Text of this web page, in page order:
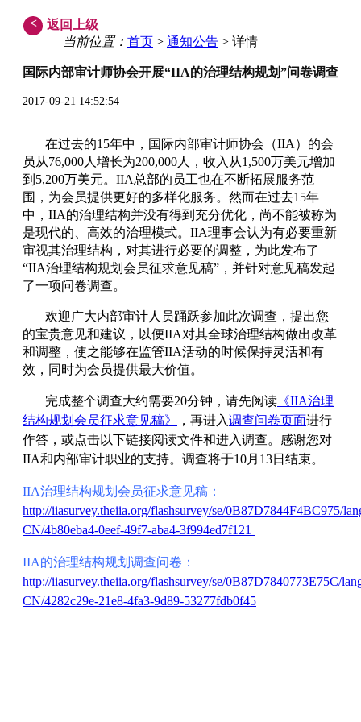
<
返回上级
当前位置： 首页 > 通知公告 > 详情
国际内部审计师协会开展“IIA的治理结构规划”问卷调查
2017-09-21 14:52:54
在过去的15年中，国际内部审计师协会（IIA ）的会
员从76,000人增长为200,000人，收入从1,500万美元增加
到 5,200万美元。 IIA总部的员工也在不断拓展服务范
围，为会员提供更好的多样化服务。然而在过去15年
中， IIA的治理结构并没有得到充分优化，尚不能被称为
是现代的、高效的治理模式。 IIA理事会认为有必要重新
审视其治理结构，对其进行必要的调整，为此发布了
“IIA治理结构规划会员征求意见稿”，并针对意见稿发起
了一项问卷调查。
欢迎广大内部审计人员踊跃参加此次调查，提出您
的宝贵意见和建议，以便IIA对其全球治理结构做出改革
和调整，使之能够在监管IIA活动的时候保持灵活和有
效，同时为会员提供最大价值。
完成整个调查大约需要20分钟，请先阅读 《IIA治理
结构规划会员征求意见稿》
，再进入调查问卷页面进行
作答，或点击以下链接阅读文件和进入调查。感谢您对
IIA和内部审计职业的支持。调查将于10月 13日结束。
IIA治理结构规划会员征求意见稿：
http://iiasurvey.theiia.org/flashsurvey/se/0B87D7844F4BC975/
CN/4b80eba4-0eef-49f7-aba4-3f994ed7f121
IIA的治理结构规划调查问卷：
http://iiasurvey.theiia.org/flashsurvey/se/0B87D7840773E75C/
CN/4282c29e-21e8-4fa3-9d89-53277fdb0f45